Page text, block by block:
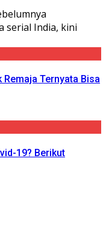
serial India, kini
Ternyata Bisa
19? Berikut